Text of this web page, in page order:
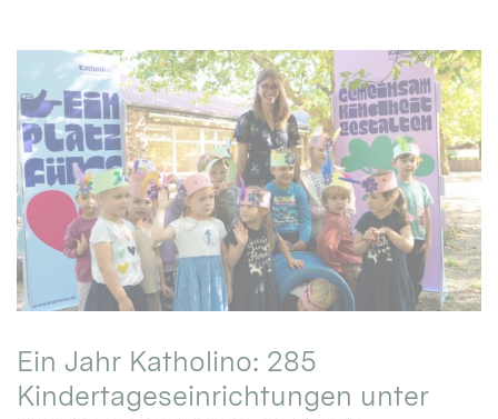
Ein Jahr Katholino: 285
Kindertageseinrichtungen unter